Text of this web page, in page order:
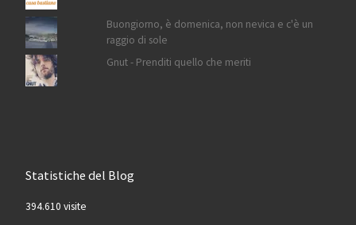
Buongiorno, è domenica, non nevica e c'è un
raggio di sole
Gnut - Prenditi quello che meriti
Statistiche del Blog
394.610 visite